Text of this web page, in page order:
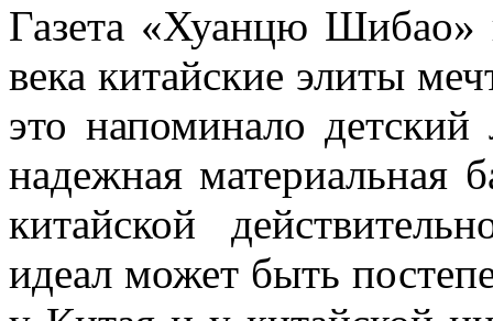
Газета «Хуанцю Шибао»
века китайские элиты
это напоминало
надежная материальная
китайской
идеал может быть